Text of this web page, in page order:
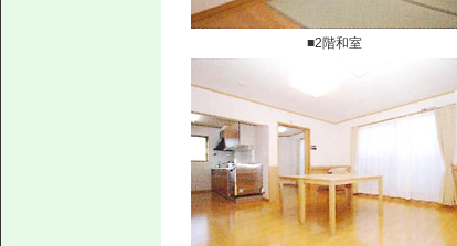
■2階和室